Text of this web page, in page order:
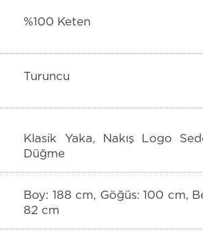
%100 Keten
Turuncu
Klasik Yaka, Nakış Logo
Düğme
Boy: 188 cm, Göğüs: 100 cm,
82 cm